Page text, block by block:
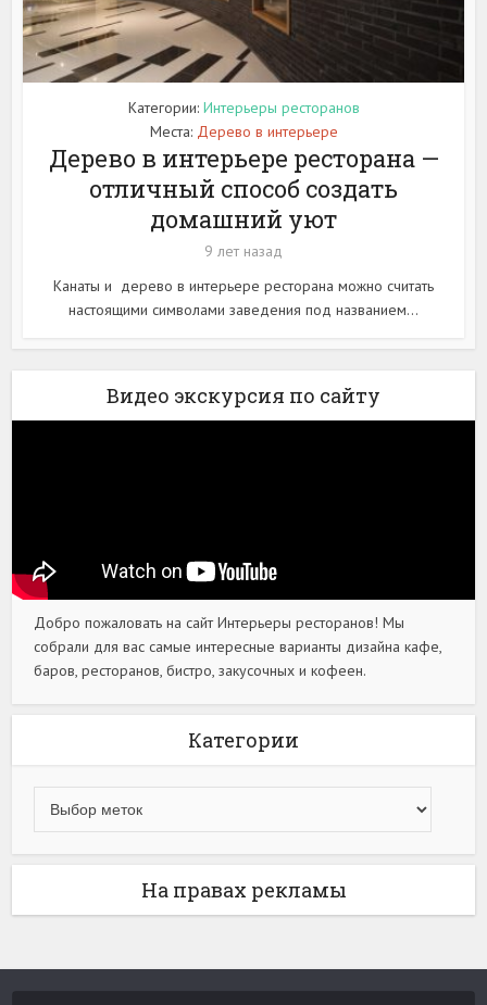
Категории: Интерьеры ресторанов
Места: Дерево в интерьере
Дерево в интерьере ресторана —
отличный способ создать
домашний уют
9 лет назад
Канаты и дерево в интерьере ресторана можно считать
настоящими символами заведения под названием...
Видео экскурсия по сайту
Добро пожаловать на сайт Интерьеры ресторанов! Мы
собрали для вас самые интересные варианты дизайна кафе,
баров, ресторанов, бистро, закусочных и кофеен.
Категории
На правах рекламы